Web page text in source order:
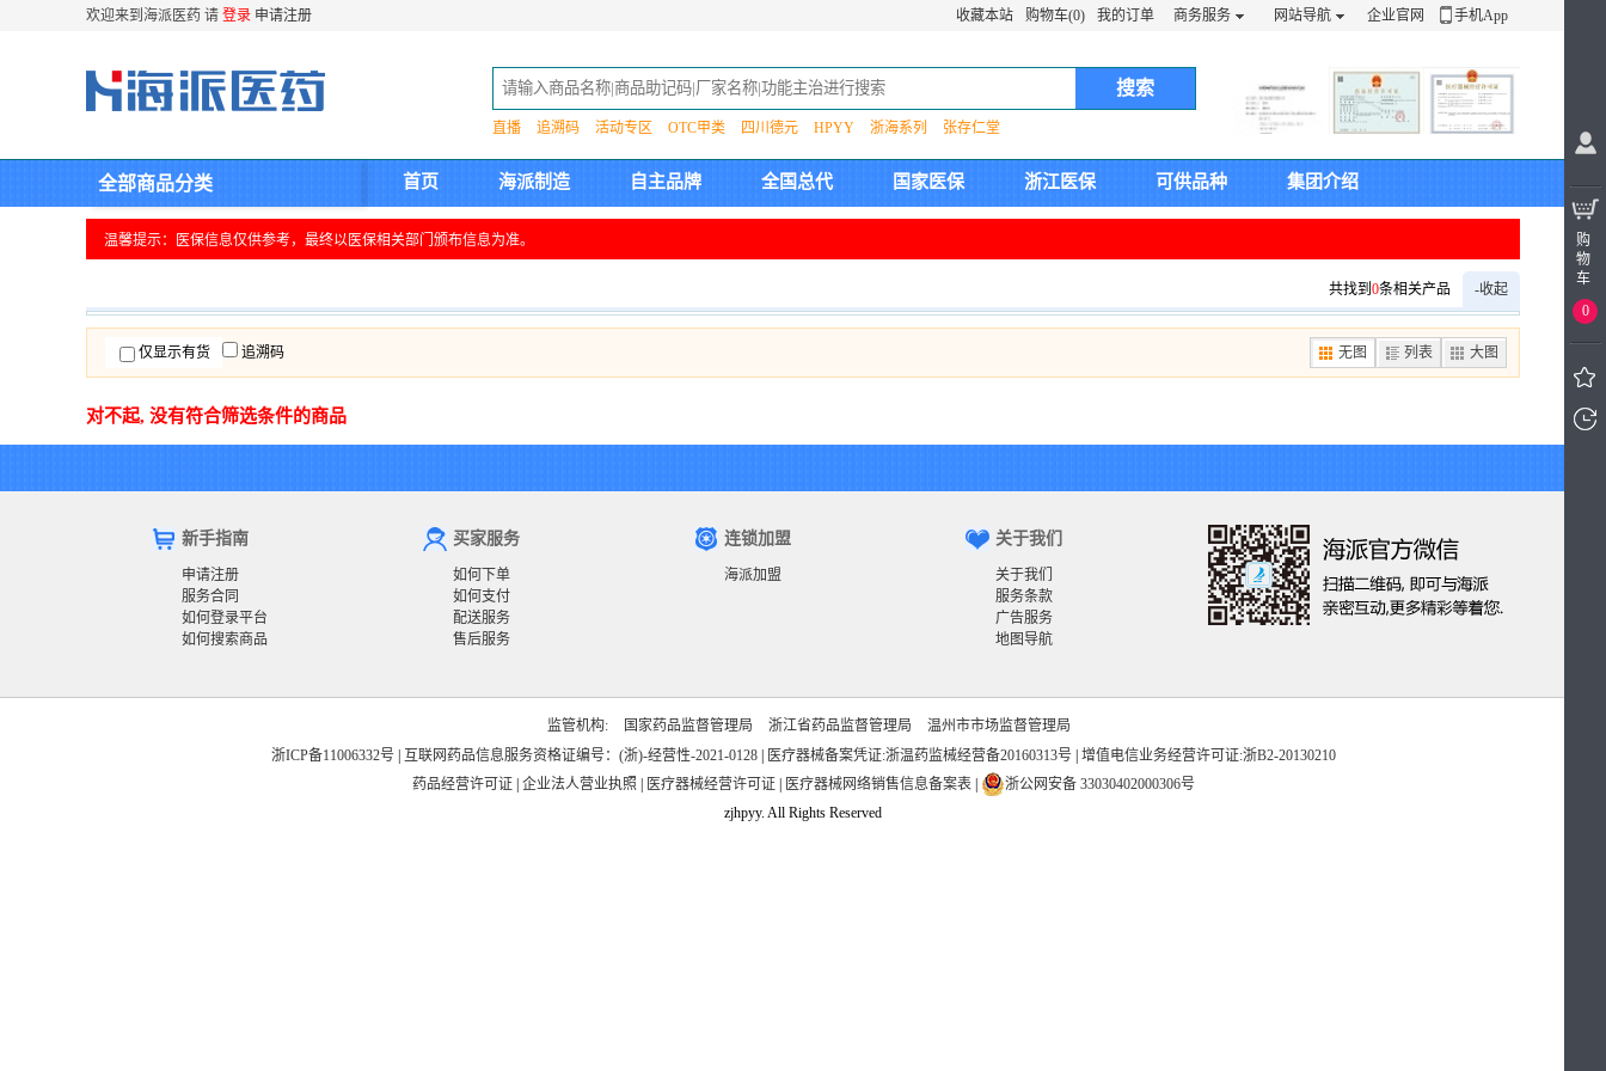
欢迎来到海派医药 请 登录 申请注册 收藏本站 购物车(0) 我的订单 商务服务 网站导航 企业官网 手机App
搜索
直播 追溯码 活动专区 OTC甲类 四川德元 HPYY 浙海系列 张存仁堂
全部商品分类 首页 海派制造 自主品牌 全国总代 国家医保 浙江医保 可供品种 集团介绍
温馨提示：医保信息仅供参考，最终以医保相关部门颁布信息为准。
-收起
共找到 0条相关产品
仅显示有货 追溯码 无图 列表 大图
对不起, 没有符合筛选条件的商品
新手指南
申请注册
服务合同
如何登录平台
如何搜索商品
买家服务
如何下单
如何支付
配送服务
售后服务
连锁加盟
海派加盟
关于我们
关于我们
服务条款
广告服务
地图导航
购
物
车
0
监管机构: 国家药品监督管理局 浙江省药品监督管理局
温州市市场监督管理局
浙ICP备11006332号
互联网药品信息服务资格证编号：(浙)-经营性-2021-0128| 医疗器械备案凭证:浙温药监械经营备20160313号| 增值电信业务经营许可证:浙B2-20130210
药品经营许可证
企业法人营业执照 医疗器械经营许可证 医疗器械网络销售信息备案表|
浙公网安备 33030402000306号
zjhpyy. All Rights Reserved